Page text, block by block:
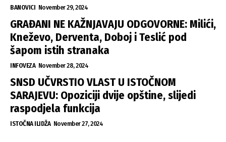
BANOVICI November 29, 2024
GRAĐANI NE KAŽNJAVAJU ODGOVORNE: Milići,
Kneževo, Derventa, Doboj i Teslić pod
šapom istih stranaka
INFOVEZA November 28, 2024
SNSD UČVRSTIO VLAST U ISTOČNOM
SARAJEVU: Opoziciji dvije opštine, slijedi
raspodjela funkcija
ISTOČNA ILIDŽA November 27, 2024